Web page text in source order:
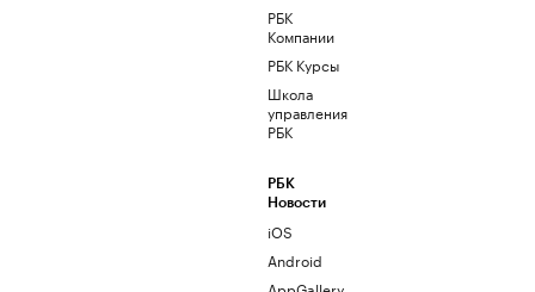
РБК
Компании
РБК Курсы
Школа
управления
РБК
РБК
Новости
iOS
Android